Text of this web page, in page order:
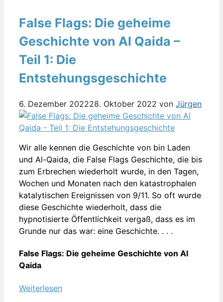
False Flags: Die geheime
Geschichte von Al Qaida –
Teil 1: Die
Entstehungsgeschichte
6. Dezember 202228. Oktober 2022 von Jürgen
Wir alle kennen die Geschichte von bin Laden
und Al-Qaida, die False Flags Geschichte, die bis
zum Erbrechen wiederholt wurde, in den Tagen,
Wochen und Monaten nach den katastrophalen
katalytischen Ereignissen von 9/11. So oft wurde
diese Geschichte wiederholt, dass die
hypnotisierte Öffentlichkeit vergaß, dass es im
Grunde nur das war: eine Geschichte. . . .
False Flags: Die geheime Geschichte von Al
Qaida
Weiterlesen